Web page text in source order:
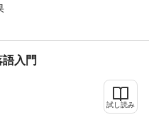
入門
試し読み